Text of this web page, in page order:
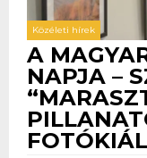
Közéleti hírek
A
NAPJA –